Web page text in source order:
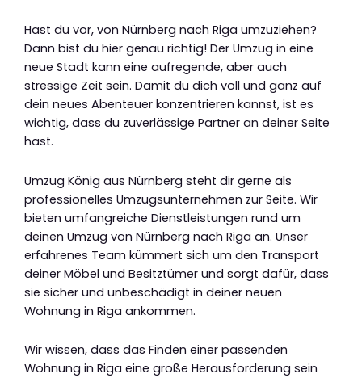
Hast du vor, von Nürnberg nach Riga umzuziehen?
Dann bist du hier genau richtig! Der Umzug in eine
neue Stadt kann eine aufregende, aber auch
stressige Zeit sein. Damit du dich voll und ganz auf
dein neues Abenteuer konzentrieren kannst, ist es
wichtig, dass du zuverlässige Partner an deiner Seite
hast.
Umzug König aus Nürnberg steht dir gerne als
professionelles Umzugsunternehmen zur Seite. Wir
bieten umfangreiche Dienstleistungen rund um
deinen Umzug von Nürnberg nach Riga an. Unser
erfahrenes Team kümmert sich um den Transport
deiner Möbel und Besitztümer und sorgt dafür, dass
sie sicher und unbeschädigt in deiner neuen
Wohnung in Riga ankommen.
Wir wissen, dass das Finden einer passenden
Wohnung in Riga eine große Herausforderung sein